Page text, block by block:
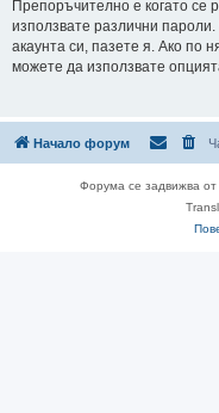
Препоръчително е когато се
използвате различни
акаунта си, пазете я. Ако по
можете да използвате
Начало форум
Форума се задвижва от